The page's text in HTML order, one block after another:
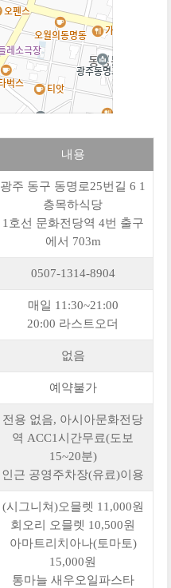
내용
광주 동구 동명로25번길 6 1
층목하식당
1호선 문화전당역 4번 출구
에서 703m
0507-1314-8904
매일 11:30~21:00
20:00 라스트오더
없음
예약불가
전용 없음, 아시아문화전당
역 ACC1시간무료(도보
15~20분)
인근 공영주차장(유료)이용
(시그니쳐)오믈렛 11,000원
회오리 오믈렛 10,500원
아마트리치아나(토마토)
15,000원
통마늘 새우오일파스타